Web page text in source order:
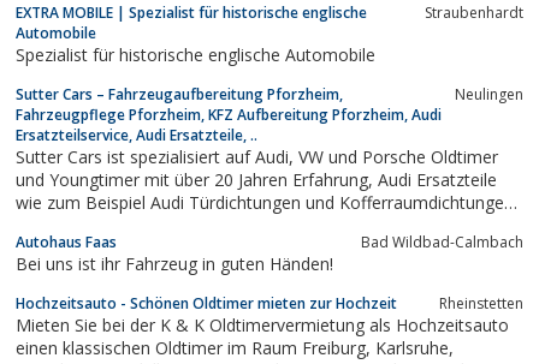
EXTRA MOBILE | Spezialist für historische englische
Automobile
Straubenhardt
Spezialist für historische englische Automobile
Sutter Cars – Fahrzeugaufbereitung Pforzheim,
Fahrzeugpflege Pforzheim, KFZ Aufbereitung Pforzheim, Audi
Ersatzteilservice, Audi Ersatzteile, ..
Neulingen
Sutter Cars ist spezialisiert auf Audi, VW und Porsche Oldtimer
und Youngtimer mit über 20 Jahren Erfahrung, Audi Ersatzteile
wie zum Beispiel Audi Türdichtungen und Kofferraumdichtungen
Autohaus Faas Bad Wildbad-Calmbach
Bei uns ist ihr Fahrzeug in guten Händen!
Hochzeitsauto - Schönen Oldtimer mieten zur Hochzeit Rheinstetten
Mieten Sie bei der K & K Oldtimervermietung als Hochzeitsauto
einen klassischen Oldtimer im Raum Freiburg, Karlsruhe,